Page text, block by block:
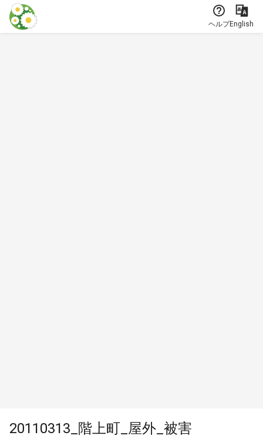
本文に飛ぶ
ヘルプEnglish
20110313_階上町_屋外_被害